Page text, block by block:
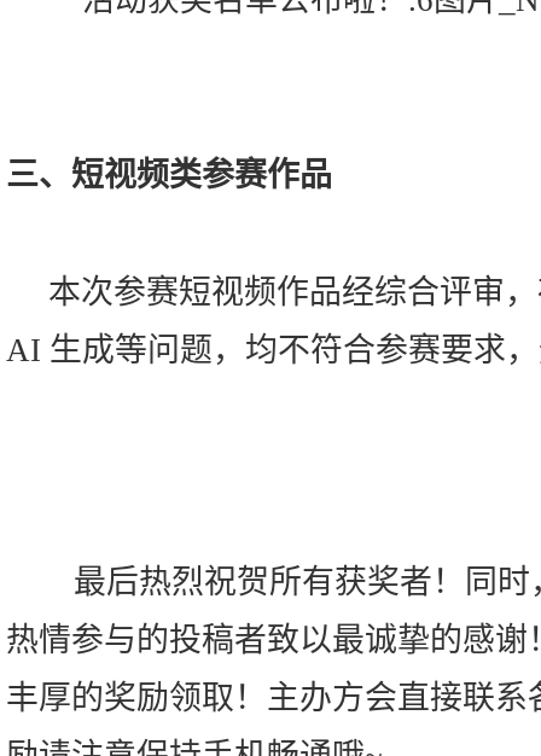
三、短视频类参赛作品
本次参赛短视频作品经综合评审
AI 生成等问题，均不符合参赛要求
最后热烈祝贺所有获奖者！同时
热情参与的投稿者致以最诚挚的感
丰厚的奖励领取！主办方会直接联